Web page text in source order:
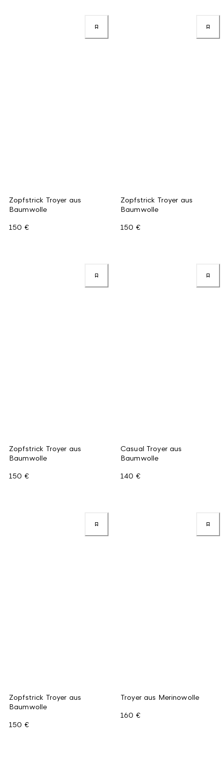
Zopfstrick Troyer aus
Baumwolle
150 €
Zopfstrick Troyer aus
Baumwolle
150 €
Zopfstrick Troyer aus
Baumwolle
150 €
Casual Troyer aus
Baumwolle
140 €
Zopfstrick Troyer aus
Baumwolle
150 €
Troyer aus Merinowolle
160 €